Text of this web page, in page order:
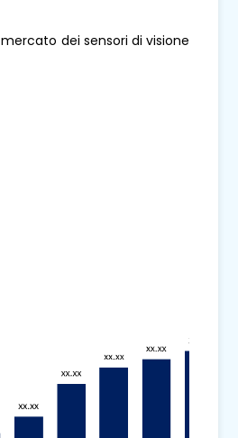
dei sensori di visione